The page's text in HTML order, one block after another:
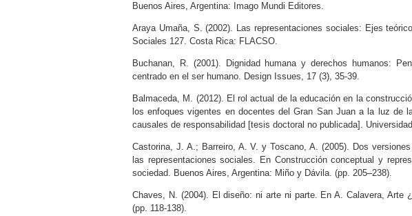
Buenos Aires, Argentina: Imago Mundi Editores.
Araya Umaña, S. (2002). Las representaciones sociales: Ejes
Sociales 127. Costa Rica: FLACSO.
Buchanan, R. (2001). Dignidad humana y derechos humanos:
centrado en el ser humano. Design Issues, 17 (3), 35-39.
Balmaceda, M. (2012). El rol actual de la educación en la
los enfoques vigentes en docentes del Gran San Juan a la luz de
causales de responsabilidad [tesis doctoral no publicada].
Castorina, J. A.; Barreiro, A. V. y Toscano, A. (2005). Dos
las representaciones sociales. En Construcción conceptual y
sociedad. Buenos Aires, Argentina: Miño y Dávila. (pp. 205–238).
Chaves, N. (2004). El diseño: ni arte ni parte. En A. Calavera, Arte
(pp. 118-138).